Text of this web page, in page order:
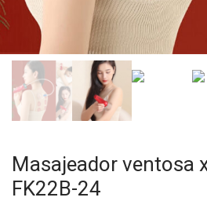
Masajeador ventosa
FK22B-24